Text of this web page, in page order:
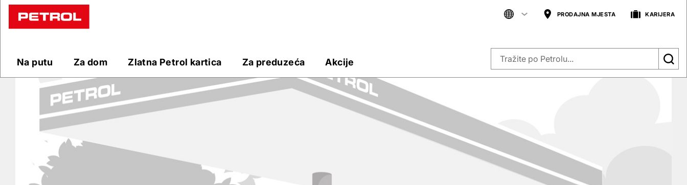
Prodajna
mjesta
Na putu Za dom Zlatna Petrol kartica Za preduzeća Akcije
PRODAJNA MJESTA KARIJERA